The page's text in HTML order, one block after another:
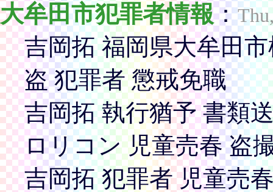
大牟田市犯罪者情報：
吉岡拓 福岡県大牟田
盗 犯罪者 懲戒免職
吉岡拓 執行猶予 書類
ロリコン 児童売春 盗
吉岡拓 犯罪者 児童売